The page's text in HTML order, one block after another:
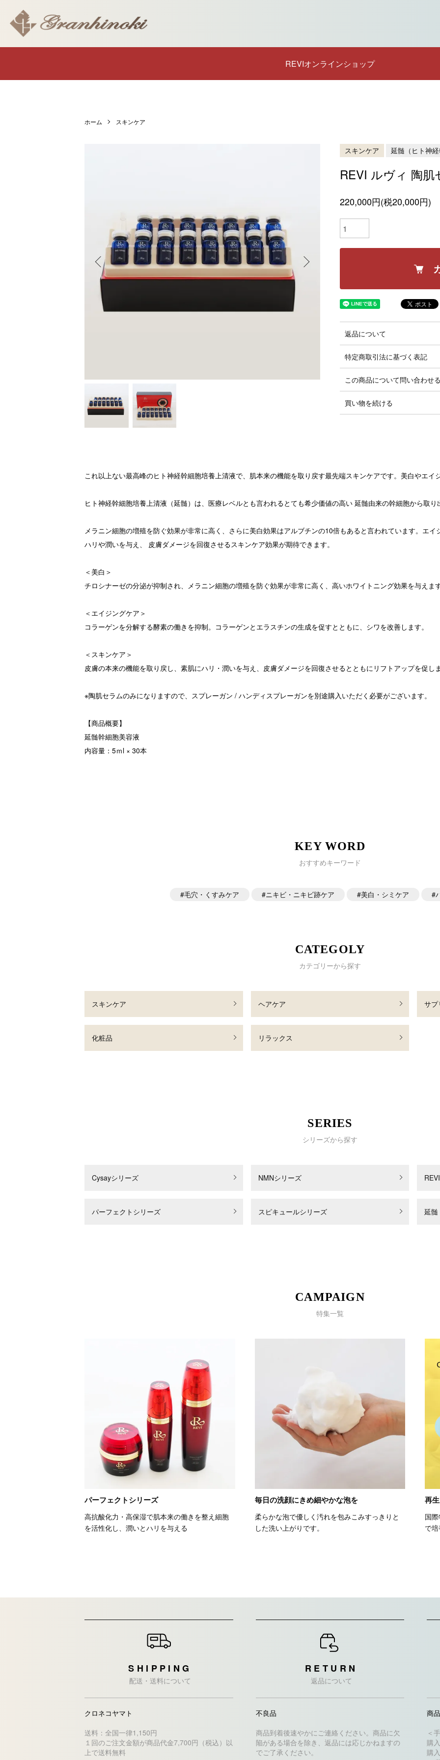
REVIオンラインショップ
ホーム スキンケア
スキンケア 延髄（ヒト神
REVI ルヴィ 陶肌
220,000円(税20,000円)
返品について
特定商取引法に基づく表記
この商品について問い合わせ
買い物を続ける
DETAIL
これ以上ない最高峰のヒト神経幹細胞培養上清液で、肌本来の機能を取り戻す最先端スキンケアです。美白やエイ
ヒト神経幹細胞培養上清液（延髄）は、医療レベルとも言われるとても希少価値の高い 延髄由来の幹細胞から取
メラニン細胞の増殖を防ぐ効果が非常に高く、さらに美白効果はアルブチンの10倍もあると言われています。エ
ハリや潤いを与え、 皮膚ダメージを回復させるスキンケア効果が期待できます。
＜美白＞
チロシナーゼの分泌が抑制され、メラニン細胞の増殖を防ぐ効果が非常に高く、高いホワイトニング効果を与えま
＜エイジングケア＞
コラーゲンを分解する酵素の働きを抑制。コラーゲンとエラスチンの生成を促すとともに、シワを改善します。
＜スキンケア＞
皮膚の本来の機能を取り戻し、素肌にハリ・潤いを与え、皮膚ダメージを回復させるとともにリフトアップを促し
※陶肌セラムのみになりますので、スプレーガン / ハンディスプレーガンを別途購入いただく必要がございます。
【商品概要】
延髄幹細胞美容液
内容量：5ｍl × 30本
KEY WORD
おすすめキーワード
毛穴・くすみケア ニキビ・ニキビ跡ケア 美白・シミケア
CATEGOLY
カテゴリーから探す
スキンケア ヘアケア サ
化粧品 リラックス
SERIES
シリーズから探す
Cysayシリーズ NMNシリーズ
パーフェクトシリーズ スピキュールシリーズ 延
CAMPAIGN
特集一覧
パーフェクトシリーズ
高抗酸化力・高保湿で肌本来の働きを整え細胞
を活性化し、潤いとハリを与える
毎日の洗顔にきめ細やかな泡を
柔らかな泡で優しく汚れを包みこみすっきりと
した洗い上がりです。
再
国
で
SHIPPING
配送・送料について
クロネコヤマト
送料：全国一律1,150円
１回のご注文金額が商品代金7,700円（税込）以
上で送料無料
RETURN
返品について
不良品
商品到着後速やかにご連絡ください。商品に欠
陥がある場合を除き、返品には応じかねますの
でご了承ください。
商
＜
購
購